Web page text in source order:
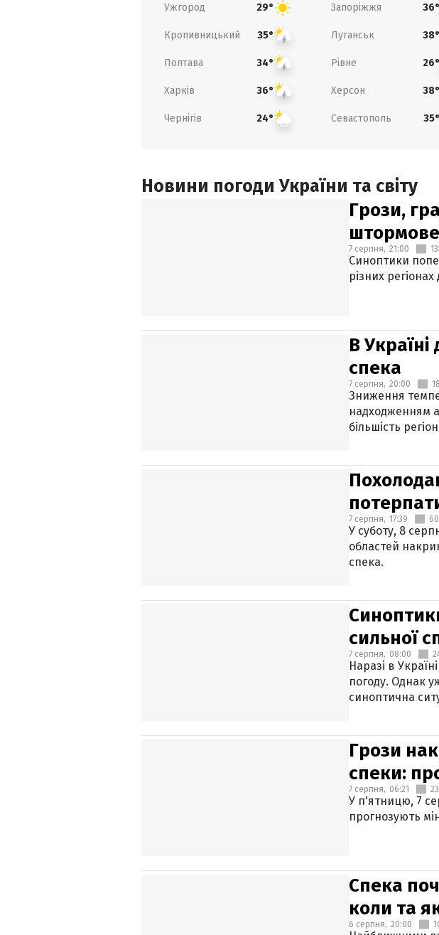
Ужгород 29° Запоріжжя 36°
Кропивницький 35° Луганськ 38°
Полтава 34° Рівне 26°
Харків 36° Херсон 38°
Чернігів 24° Севастополь 35°
Новини погоди України та світу
Грози,
7 серпня, 21:00
Синоптики
різних
В
спека
7 серпня, 20:00
Зниження
надходженням
більшість
7 серпня, 17:39
У суботу, 8
областей
спека.
сильної
7 серпня, 08:00
Наразі в
погоду. Однак
синоптична
Грози
спеки:
7 серпня, 06:21
У п'ятницю, 7
прогнозують
Спека
коли та
6 серпня, 20:00